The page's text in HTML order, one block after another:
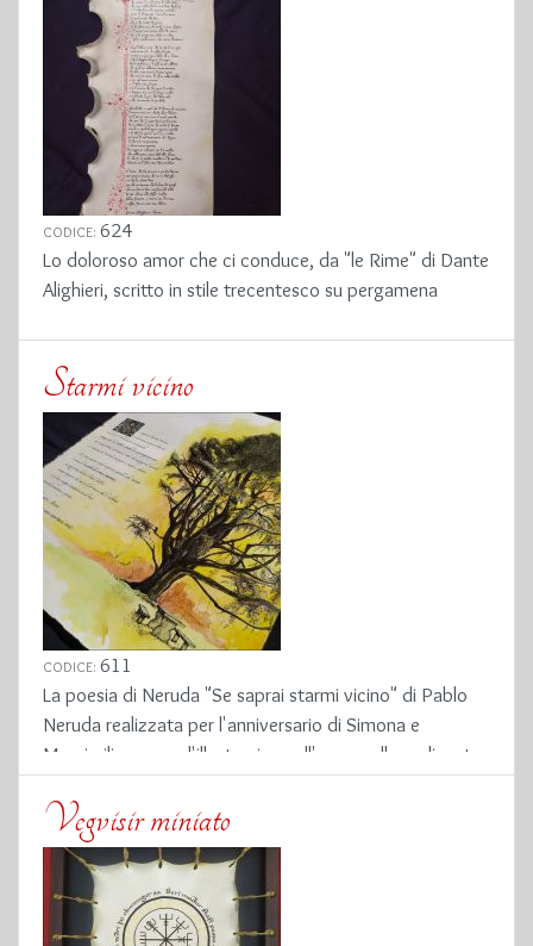
CODICE: 624
Lo doloroso amor che ci conduce, da "le Rime" di Dante
Alighieri, scritto in stile trecentesco su pergamena
Starmi vicino
CODICE: 611
La poesia di Neruda "Se saprai starmi vicino" di Pablo
Neruda realizzata per l'anniversario di Simona e
Massimiliano, con l'illustrazione all'acquerello realizzata
sposi
Vegvisir miniato